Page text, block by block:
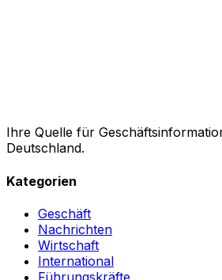
Ihre Quelle für
Deutschland.
Kategorien
Geschäft
Nachrichten
Wirtschaft
International
Führungskräfte